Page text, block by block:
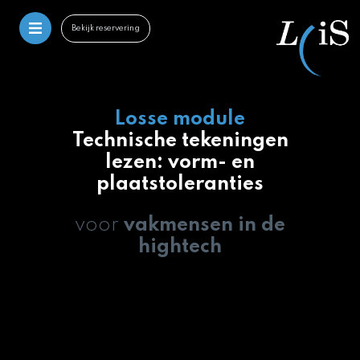
Bekijk reservering
Losse module
Technische tekeningen
lezen: vorm- en
plaatstoleranties
voor vakmensen in de
hightech